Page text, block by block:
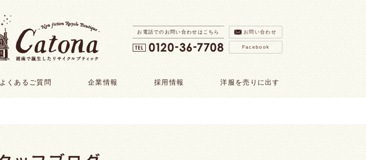
よくあるご質問 企業情報 採用情報 洋服を売りに出す
お電話でのお問い合わせはこちら お問い合わせ
Facebook